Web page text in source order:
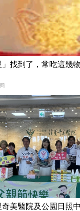
找到了，常吃這幾
美醫院及公園日照